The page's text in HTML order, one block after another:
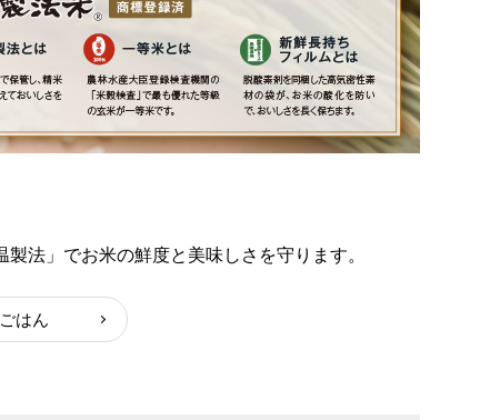
法」でお米の鮮度と美味しさを守ります。
はん